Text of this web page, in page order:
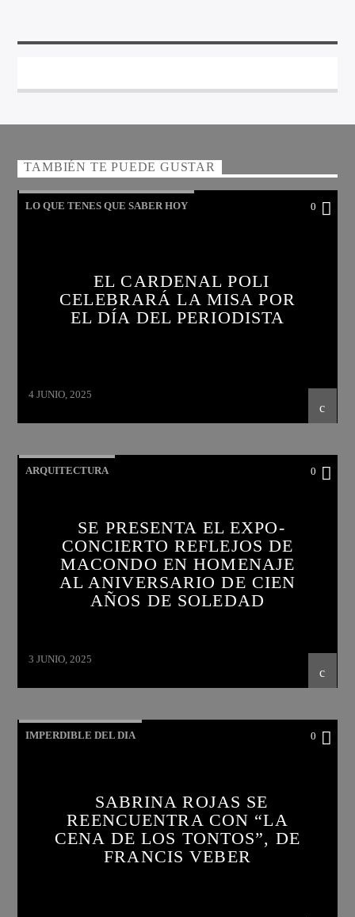
TAMBIÉN TE PUEDE GUSTAR
LO QUE TENES QUE SABER HOY 0
EL CARDENAL POLI
CELEBRARÁ LA MISA POR
EL DÍA DEL PERIODISTA
4 JUNIO, 2025
ARQUITECTURA 0
SE PRESENTA EL EXPO-
CONCIERTO REFLEJOS DE
MACONDO EN HOMENAJE
AL ANIVERSARIO DE CIEN
AÑOS DE SOLEDAD
3 JUNIO, 2025
IMPERDIBLE DEL DIA 0
SABRINA ROJAS SE
REENCUENTRA CON “LA
CENA DE LOS TONTOS”, DE
FRANCIS VEBER